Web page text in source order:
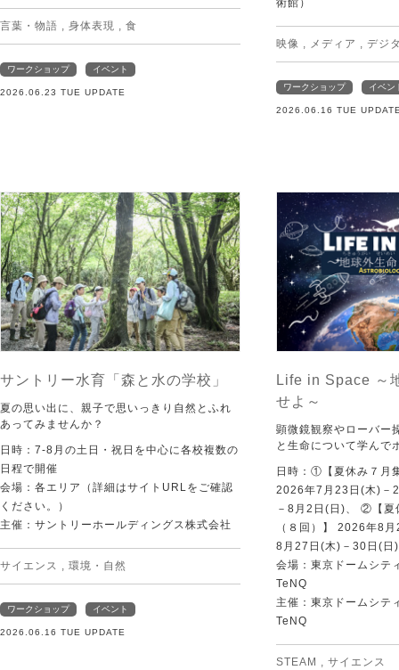
言葉・物語 , 身体表現 , 食
ワークショップ イベント
2026.06.23 TUE UPDATE
術館）
映像 , メディア , デジ
ワークショップ イベン
2026.06.16 TUE
サントリー水育「森と水の学校」
夏の思い出に、親子で思いっきり自然とふれ
あってみませんか？
日時：7-8月の土日・祝日を中心に各校複数の
日程で開催
会場：各エリア（詳細はサイトURLをご確認
ください。）
主催：サントリーホールディングス株式会社
サイエンス , 環境・自然
ワークショップ イベント
2026.06.16 TUE UPDATE
Life in Space ～
せよ～
顕微鏡観察やローバー
と生命について学んで
日時：①【夏休み７月
2026年7月23日(木)－
－8月2日(日)、 ②【夏
（８回）】 2026年8
8月27日(木)－30日(日)
会場：東京ドームシ
TeNQ
主催：東京ドームシ
TeNQ
STEAM , サイエンス